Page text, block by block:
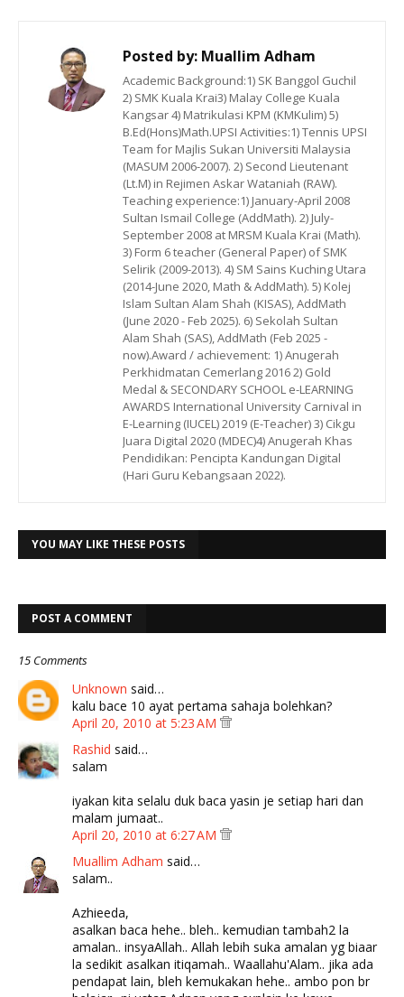
Posted by: Muallim Adham
Academic Background:1) SK Banggol Guchil
2) SMK Kuala Krai3) Malay College Kuala
Kangsar 4) Matrikulasi KPM (KMKulim) 5)
B.Ed(Hons)Math.UPSI Activities:1) Tennis UPSI
Team for Majlis Sukan Universiti Malaysia
(MASUM 2006-2007). 2) Second Lieutenant
(Lt.M) in Rejimen Askar Wataniah (RAW).
Teaching experience:1) January-April 2008
Sultan Ismail College (AddMath). 2) July-
September 2008 at MRSM Kuala Krai (Math).
3) Form 6 teacher (General Paper) of SMK
Selirik (2009-2013). 4) SM Sains Kuching Utara
(2014-June 2020, Math & AddMath). 5) Kolej
Islam Sultan Alam Shah (KISAS), AddMath
(June 2020 - Feb 2025). 6) Sekolah Sultan
Alam Shah (SAS), AddMath (Feb 2025 -
now).Award / achievement: 1) Anugerah
Perkhidmatan Cemerlang 2016 2) Gold
Medal & SECONDARY SCHOOL e-LEARNING
AWARDS International University Carnival in
E-Learning (IUCEL) 2019 (E-Teacher) 3) Cikgu
Juara Digital 2020 (MDEC)4) Anugerah Khas
Pendidikan: Pencipta Kandungan Digital
(Hari Guru Kebangsaan 2022).
YOU MAY LIKE THESE POSTS
POST A COMMENT
15 Comments
Unknown said…
kalu bace 10 ayat pertama sahaja bolehkan?
April 20, 2010 at 5:23 AM
Rashid said…
salam
iyakan kita selalu duk baca yasin je setiap hari dan
malam jumaat..
April 20, 2010 at 6:27 AM
Muallim Adham said…
salam..
Azhieeda,
asalkan baca hehe.. bleh.. kemudian tambah2 la
amalan.. insyaAllah.. Allah lebih suka amalan yg biaar
la sedikit asalkan itiqamah.. Waallahu'Alam.. jika ada
pendapat lain, bleh kemukakan hehe.. ambo pon br